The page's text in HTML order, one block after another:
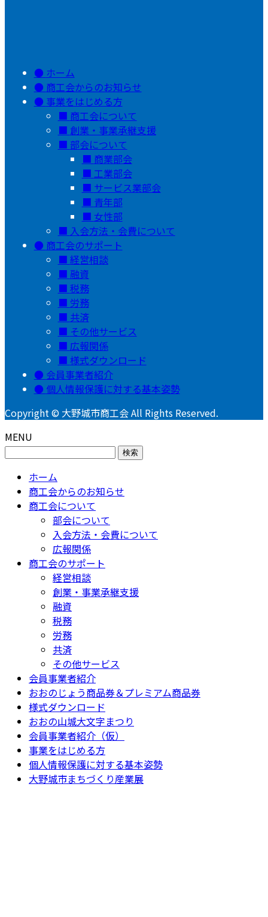
ホーム
商工会からのお知らせ
事業をはじめる方
商工会について
創業・事業承継支援
部会について
商業部会
工業部会
サービス業部会
青年部
女性部
入会方法・会費について
商工会のサポート
経営相談
融資
税務
労務
共済
その他サービス
広報関係
様式ダウンロード
会員事業者紹介
個人情報保護に対する基本姿勢
Copyright © 大野城市商工会 All Rights Reserved.
MENU
検
ホーム
商工会からのお知らせ
商工会について
部会について
入会方法・会費について
広報関係
商工会のサポート
経営相談
創業・事業承継支援
融資
税務
労務
共済
その他サービス
会員事業者紹介
おおのじょう商品券＆プレミアム商品券
様式ダウンロード
おおの山城大文字まつり
会員事業者紹介（仮）
事業をはじめる方
個人情報保護に対する基本姿勢
大野城市まちづくり産業展